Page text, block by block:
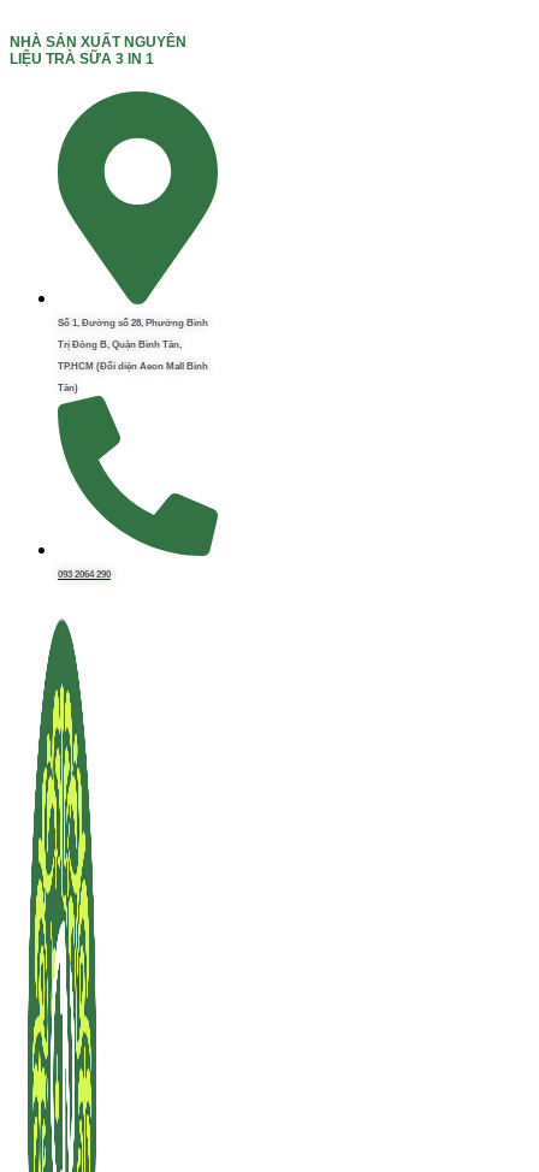
NHÀ SẢN XUẤT NGUYÊN
LIỆU TRÀ SỮA 3 IN 1
Số 1, Đường số 28, Phường Bình
Trị Đông B, Quận Bình Tân,
TP.HCM (Đối diện Aeon Mall Bình
Tân)
093 2064 290